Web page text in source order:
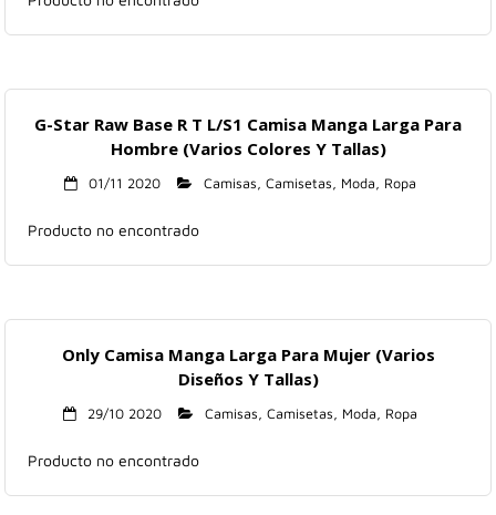
Stanley
libros
G-Star Raw Base R T L/S1 Camisa Manga Larga Para
Hombre (Varios Colores Y Tallas)
01/11 2020 Camisas, Camisetas, Moda, Ropa
Producto no encontrado
Only Camisa Manga Larga Para Mujer (Varios
Diseños Y Tallas)
29/10 2020 Camisas, Camisetas, Moda, Ropa
Producto no encontrado